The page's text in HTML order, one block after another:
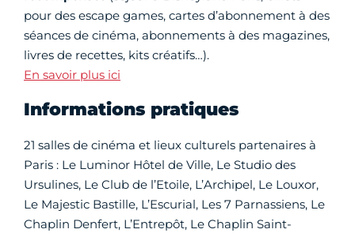
pour des escape games, cartes d’abonnement à des
séances de cinéma, abonnements à des magazines,
livres de recettes, kits créatifs…).
En savoir plus ici
Informations pratiques
21 salles de cinéma et lieux culturels partenaires à
Paris : Le Luminor Hôtel de Ville, Le Studio des
Ursulines, Le Club de l’Etoile, L’Archipel, Le Louxor,
Le Majestic Bastille, L’Escurial, Les 7 Parnassiens, Le
Chaplin Denfert, L’Entrepôt, Le Chaplin Saint-